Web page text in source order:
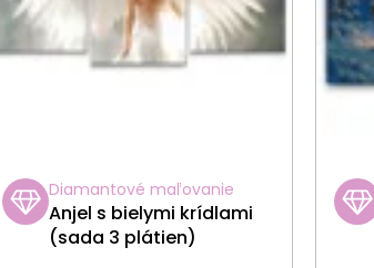
Diamantové maľovanie
Anjel s bielymi krídlami
(sada 3 plátien)